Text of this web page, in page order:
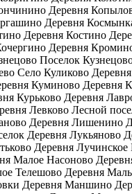
Деревня
Деревня
Деревня Костино
Деревня
Поселок
Село Куликово
Куминово Деревня
Курьково Деревня
Левково Лесной
Деревня Лишенино
Деревня Лукьяново
Деревня Лучинское
Малое Насоново
Телешово Деревня
Деревня Маншино